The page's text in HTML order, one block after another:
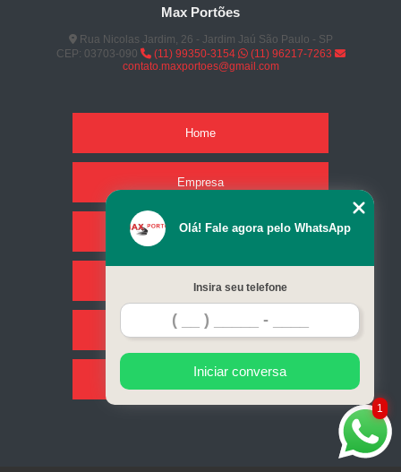
Max Portões
Rua Nicolas Jardim, 26 - Jardim Jaú São Paulo - SP
CEP: 03703-090
(11) 99350-3154
(11) 96217-7263
contato.maxportoes@gmail.com
Home
Empresa
Missão
Serviços
Contato
Mapa do site
1
Olá! Fale agora pelo WhatsApp
Insira seu telefone
Iniciar conversa